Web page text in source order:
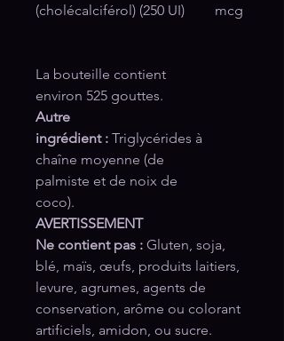
(cholécalciférol) (250 UI)
mcg
La bouteille contient
environ 525 gouttes.
Autre
ingrédient : Triglycérides à
chaîne moyenne (de
palmiste et de noix de
coco).
AVERTISSEMENT
Ne contient pas : Gluten, soja,
blé, maïs, œufs, produits laitiers,
levure, agrumes, agents de
conservation, arôme ou colorant
artificiels, amidon, ou sucre.